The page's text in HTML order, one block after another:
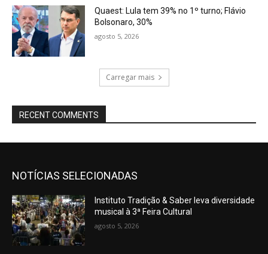
Quaest: Lula tem 39% no 1º turno; Flávio
Bolsonaro, 30%
agosto 5, 2026
Carregar mais
RECENT COMMENTS
NOTÍCIAS SELECIONADAS
Instituto Tradição & Saber leva diversidade
musical à 3ª Feira Cultural
agosto 5, 2026